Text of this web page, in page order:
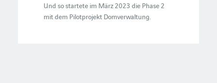
Und so startete im März 2023 die Phase 2
mit dem Pilotprojekt Domverwaltung.